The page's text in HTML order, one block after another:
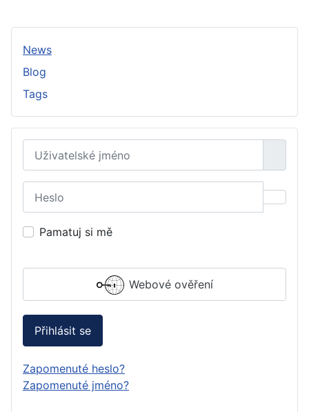
News
Blog
Tags
Uživatelské jméno
Pamatuj si mě
Webové ověření
Přihlásit se
Zapomenuté heslo?
Zapomenuté jméno?